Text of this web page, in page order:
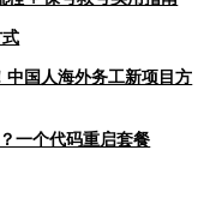
国人海外务工新项目方
一个代码重启套餐